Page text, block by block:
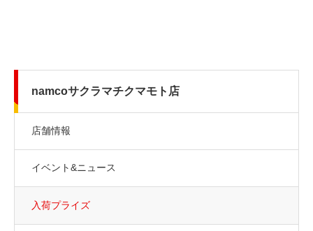
namcoサクラマチクマモト店
店舗情報
イベント&ニュース
入荷プライズ